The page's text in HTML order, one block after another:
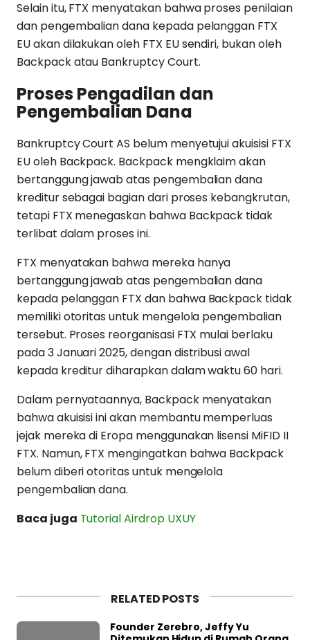
Selain itu, FTX menyatakan bahwa proses penilaian
dan pengembalian dana kepada pelanggan FTX
EU akan dilakukan oleh FTX EU sendiri, bukan oleh
Backpack atau Bankruptcy Court.
Proses Pengadilan dan
Pengembalian Dana
Bankruptcy Court AS belum menyetujui akuisisi FTX
EU oleh Backpack. Backpack mengklaim akan
bertanggung jawab atas pengembalian dana
kreditur sebagai bagian dari proses kebangkrutan,
tetapi FTX menegaskan bahwa Backpack tidak
terlibat dalam proses ini.
FTX menyatakan bahwa mereka hanya
bertanggung jawab atas pengembalian dana
kepada pelanggan FTX dan bahwa Backpack tidak
memiliki otoritas untuk mengelola pengembalian
tersebut. Proses reorganisasi FTX mulai berlaku
pada 3 Januari 2025, dengan distribusi awal
kepada kreditur diharapkan dalam waktu 60 hari.
Dalam pernyataannya, Backpack menyatakan
bahwa akuisisi ini akan membantu memperluas
jejak mereka di Eropa menggunakan lisensi MiFID II
FTX. Namun, FTX mengingatkan bahwa Backpack
belum diberi otoritas untuk mengelola
pengembalian dana.
Baca juga Tutorial Airdrop UXUY
RELATED POSTS
Founder Zerebro, Jeffy Yu